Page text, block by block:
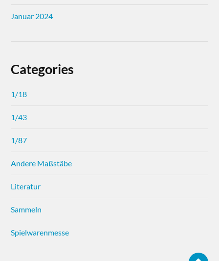
Januar 2024
Categories
1/18
1/43
1/87
Andere Maßstäbe
Literatur
Sammeln
Spielwarenmesse